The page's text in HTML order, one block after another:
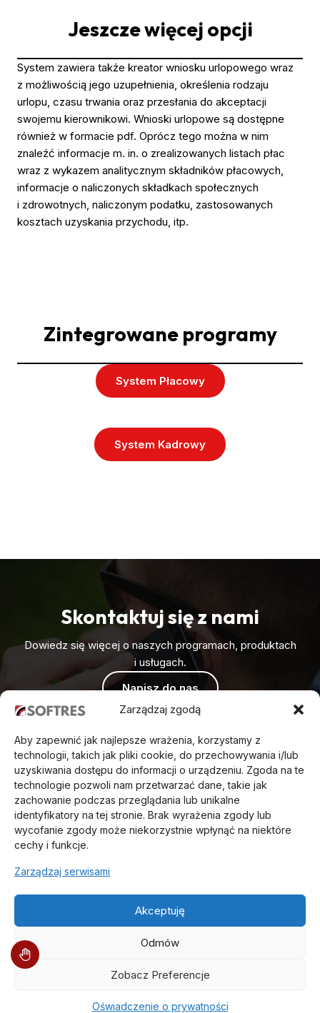
Zarządzaj zgodą
Aby zapewnić jak najlepsze wrażenia, korzystamy z
technologii, takich jak pliki cookie, do przechowywania i/lub
uzyskiwania dostępu do informacji o urządzeniu. Zgoda na te
technologie pozwoli nam przetwarzać dane, takie jak
zachowanie podczas przeglądania lub unikalne
identyfikatory na tej stronie. Brak wyrażenia zgody lub
wycofanie zgody może niekorzystnie wpłynąć na niektóre
cechy i funkcje.
Zarządzaj serwisami
Akceptuję
Odmów
Zobacz Preferencje
Oświadczenie o prywatności
Jeszcze więcej opcji
System zawiera także kreator wniosku urlopowego wraz
z możliwością jego uzupełnienia, określenia rodzaju
urlopu, czasu trwania oraz przesłania do akceptacji
swojemu kierownikowi. Wnioski urlopowe są dostępne
również w formacie pdf. Oprócz tego można w nim
znaleźć informacje m. in. o zrealizowanych listach płac
wraz z wykazem analitycznym składników płacowych,
informacje o naliczonych składkach społecznych
i zdrowotnych, naliczonym podatku, zastosowanych
kosztach uzyskania przychodu, itp.
Zintegrowane programy
System Płacowy
System Kadrowy
Skontaktuj się z nami
Dowiedz się więcej o naszych programach, produktach
i usługach.
Napisz do nas
Aktualności
Oferta
Partnerzy
Referencje
Pomoc